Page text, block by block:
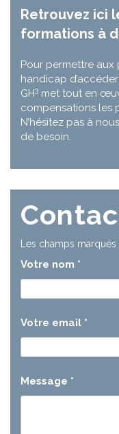
Retrouvez ici
formations à
Pour permettre aux
handicap
GH3 met tout en
compensations les
N’hésitez pas à
de besoin.
Les champs marqués
Votre nom *
Votre email *
Message *